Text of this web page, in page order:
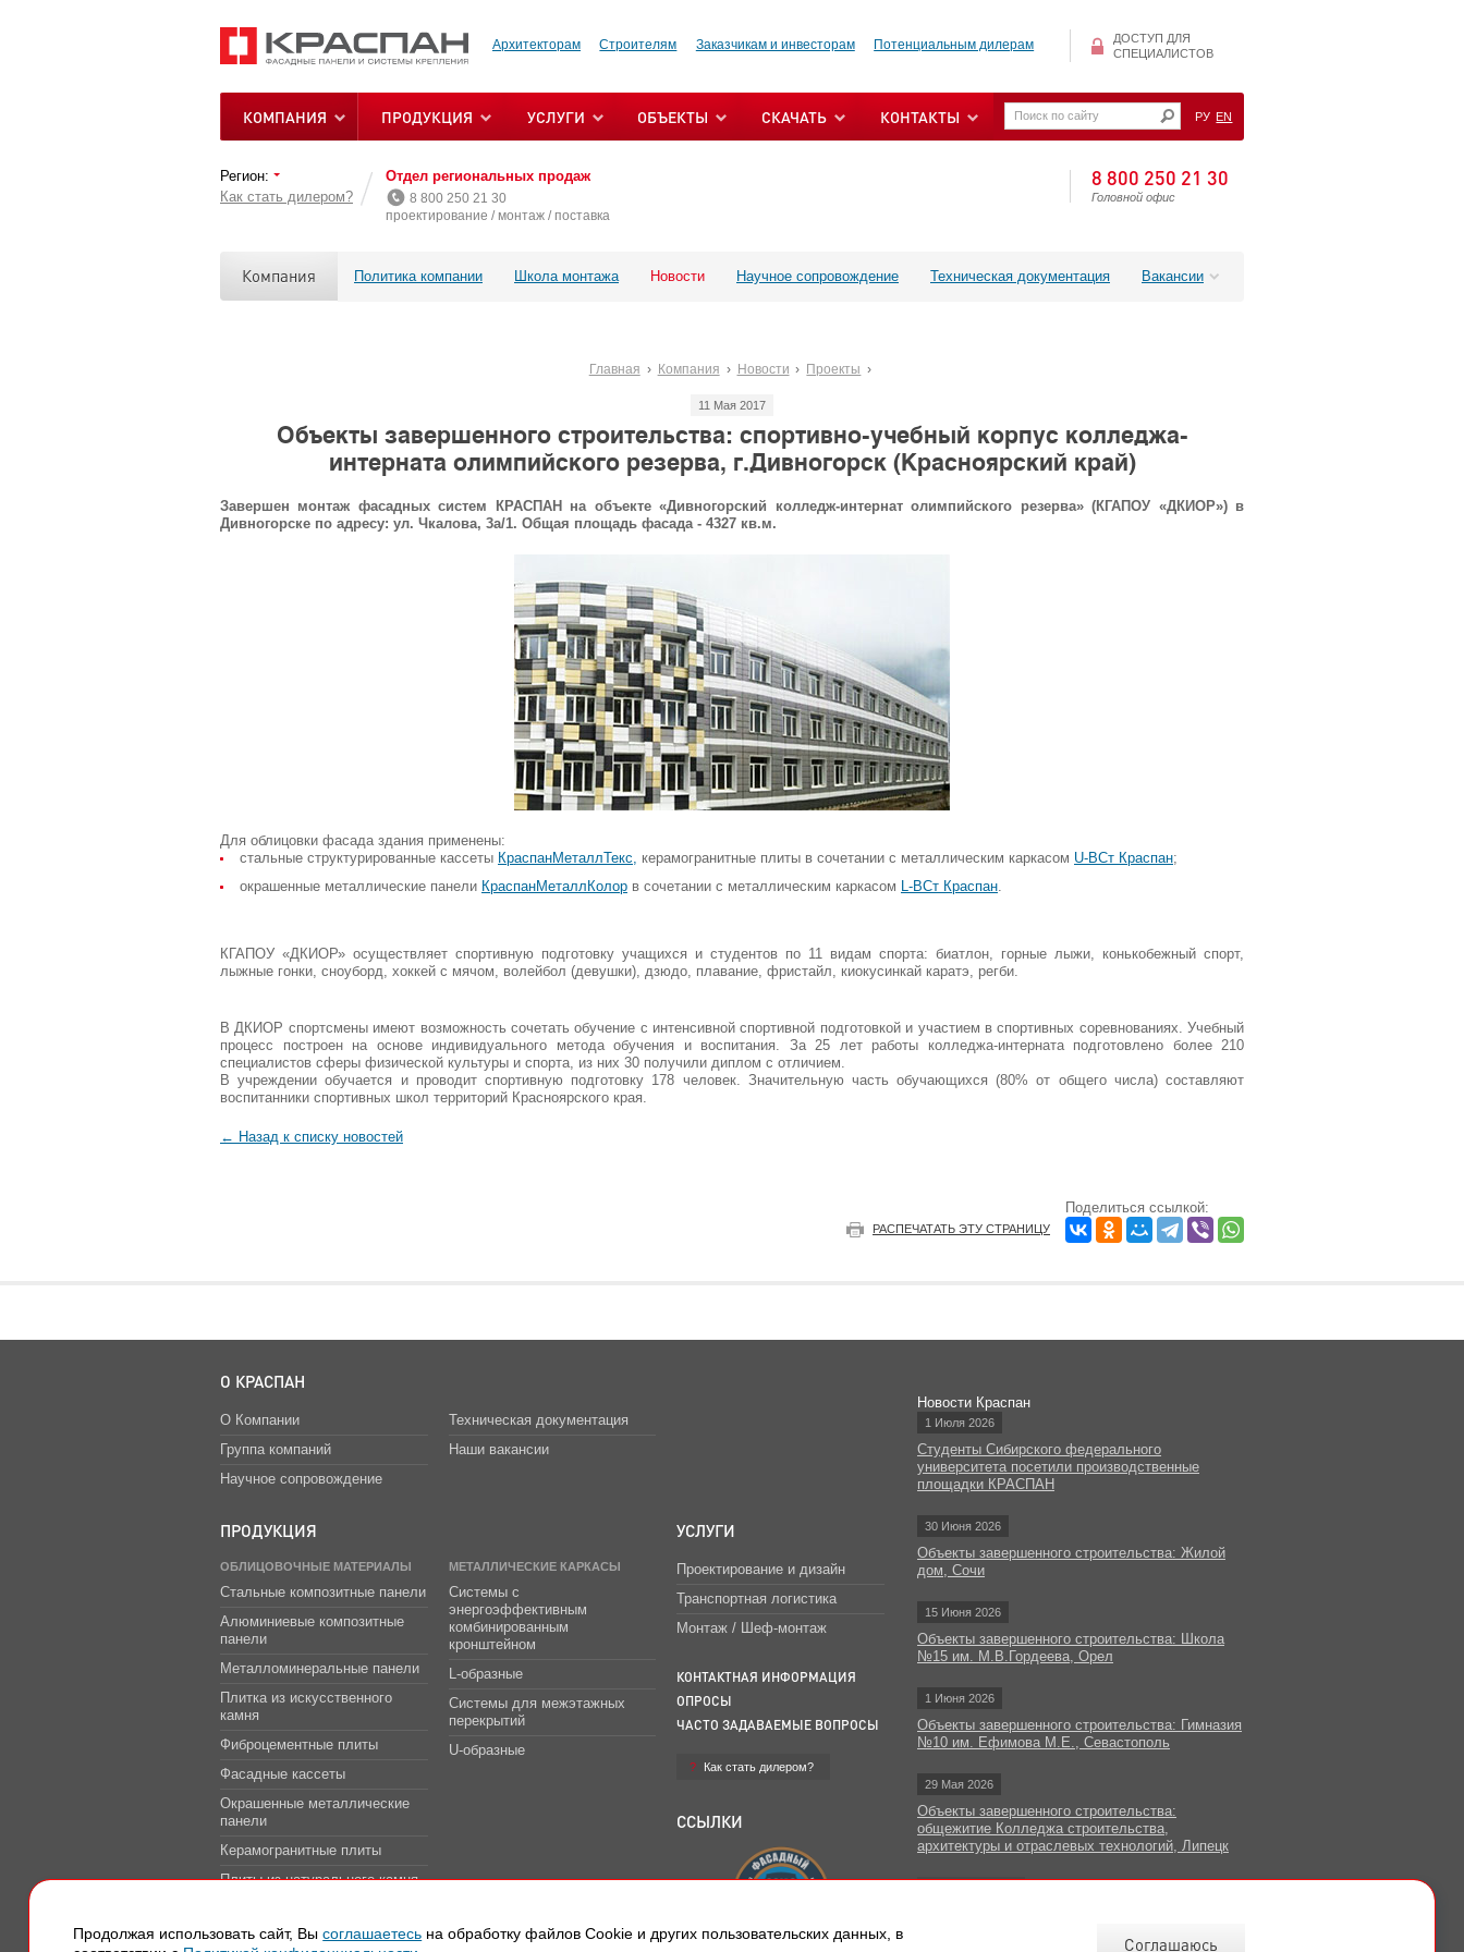
Архитекторам Строителям Заказчикам и инвесторам Потенциальным дилерам
ДОСТУП ДЛЯ
СПЕЦИАЛИСТОВ
КОМПАНИЯ ПРОДУКЦИЯ УСЛУГИ ОБЪЕКТЫ СКАЧАТЬ КОНТАКТЫ РУ EN
Регион:
Как стать дилером?
Отдел региональных продаж
8 800 250 21 30
проектирование / монтаж / поставка
8 800 250 21 30
Головной офис
Компания Политика компании Школа монтажа Новости Научное сопровождение Техническая документация Вакансии
Главная Компания Новости Проекты
11 Мая 2017
Объекты завершенного строительства: спортивно-учебный корпус колледжа-
интерната олимпийского резерва, г.Дивногорск (Красноярский край)
Завершен монтаж фасадных систем КРАСПАН на объекте «Дивногорский колледж-интернат олимпийского резерва» (КГАПОУ «ДКИОР») в
Дивногорске по адресу: ул. Чкалова, 3а/1. Общая площадь фасада - 4327 кв.м.
Для облицовки фасада здания применены:
стальные структурированные кассеты КраспанМеталлТекс, керамогранитные плиты в сочетании с металлическим каркасом U-ВСт Краспан;
окрашенные металлические панели КраспанМеталлКолор в сочетании с металлическим каркасом L-ВСт Краспан
КГАПОУ «ДКИОР» осуществляет спортивную подготовку учащихся и студентов по 11 видам спорта: биатлон, горные лыжи, конькобежный спорт,
лыжные гонки, сноуборд, хоккей с мячом, волейбол (девушки), дзюдо, плавание, фристайл, киокусинкай каратэ, регби.
В ДКИОР спортсмены имеют возможность сочетать обучение с интенсивной спортивной подготовкой и участием в спортивных соревнованиях. Учебный
процесс построен на основе индивидуального метода обучения и воспитания. За 25 лет работы колледжа-интерната подготовлено более 210
специалистов сферы физической культуры и спорта, из них 30 получили диплом с отличием.
В учреждении обучается и проводит спортивную подготовку 178 человек. Значительную часть обучающихся (80% от общего числа) составляют
воспитанники спортивных школ территорий Красноярского края.
← Назад к списку новостей
РАСПЕЧАТАТЬ ЭТУ СТРАНИЦУ
Поделиться ссылкой:
О КРАСПАН
О Компании
Группа компаний
Научное сопровождение
Техническая документация
Наши вакансии
ПРОДУКЦИЯ
ОБЛИЦОВОЧНЫЕ МАТЕРИАЛЫ
Стальные композитные панели
Алюминиевые композитные
панели
Металломинеральные панели
Плитка из искусственного
камня
Фиброцементные плиты
Фасадные кассеты
Окрашенные металлические
панели
Керамогранитные плиты
Плиты из натурального камня
декоративной облицовки
транспортных тоннелей
МЕТАЛЛИЧЕСКИЕ КАРКАСЫ
Системы с
энергоэффективным
комбинированным
кронштейном
L-образные
Системы для межэтажных
перекрытий
U-образные
УСЛУГИ
Проектирование и дизайн
Транспортная логистика
Монтаж / Шеф-монтаж
КОНТАКТНАЯ ИНФОРМАЦИЯ
ОПРОСЫ
ЧАСТО ЗАДАВАЕМЫЕ ВОПРОСЫ
Как стать дилером?
ССЫЛКИ
Новости Краспан
1 Июля 2026
Студенты Сибирского федерального
университета посетили производственные
площадки КРАСПАН
30 Июня 2026
Объекты завершенного строительства: Жилой
дом, Сочи
15 Июня 2026
Объекты завершенного строительства: Школа
№15 им. М.В.Гордеева, Орел
1 Июня 2026
Объекты завершенного строительства: Гимназия
№10 им. Ефимова М.Е., Севастополь
29 Мая 2026
Объекты завершенного строительства:
общежитие Колледжа строительства,
архитектуры и отраслевых технологий, Липецк
Продолжая использовать сайт, Высоглашаетесь на обработку файлов Сookie и других пользовательских данных, в
Соглашаюсь